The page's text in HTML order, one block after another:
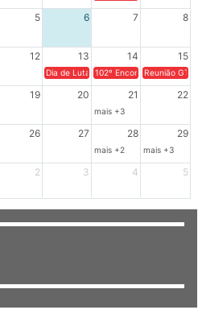
5 6 7 8
12 13 14 15
Dia de Luta em Defesa de Cuba e da
102º Encontro da
Reunião
19 20 21 22
mais +3
26 27 28 29
mais +2 mais +3
2 3 4 5